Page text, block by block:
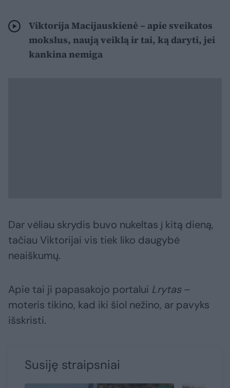
Viktorija Macijauskienė – apie sveikatos
mokslus, naują veiklą ir tai, ką daryti, jei
kankina nemiga
Dar vėliau skrydis buvo nukeltas į kitą dieną,
tačiau Viktorijai vis tiek liko daugybė
neaiškumų.
Apie tai ji papasakojo portalui Lrytas–
moteris tikino, kad iki šiol nežino, ar pavyks
išskristi.
Susiję straipsniai